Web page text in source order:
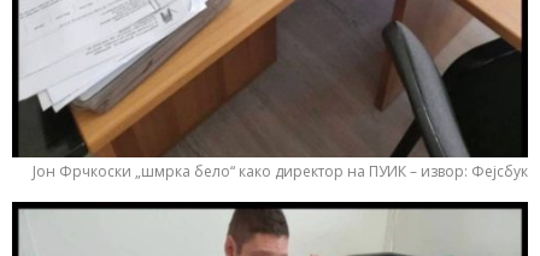
Јон Фрчкоски „шмрка бело“ како директор на ПУИК – извор: Фејсбук